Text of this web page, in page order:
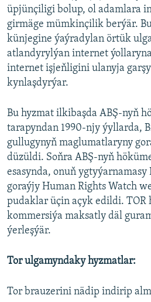
üpjünçiligi bolup, ol adamlara
girmäge mümkinçilik berýär.
künjegine ýaýradylan örtük
atlandyrylýan internet
internet işjeňligini ulanyja
kynlaşdyrýar.
Bu hyzmat ilkibaşda ABŞ-nyň
tarapyndan 1990-njy ýyllarda,
gullugynyň maglumatlaryny
düzüldi. Soňra ABŞ-nyň
esasynda, onuň
goraýjy Human Rights Watch
pudaklar üçin açyk edildi. TOR
kommersiýa maksatly däl
ýerleşýär.
Tor ulgamyndaky hyzmatlar:
Tor brauzerini nädip indirip